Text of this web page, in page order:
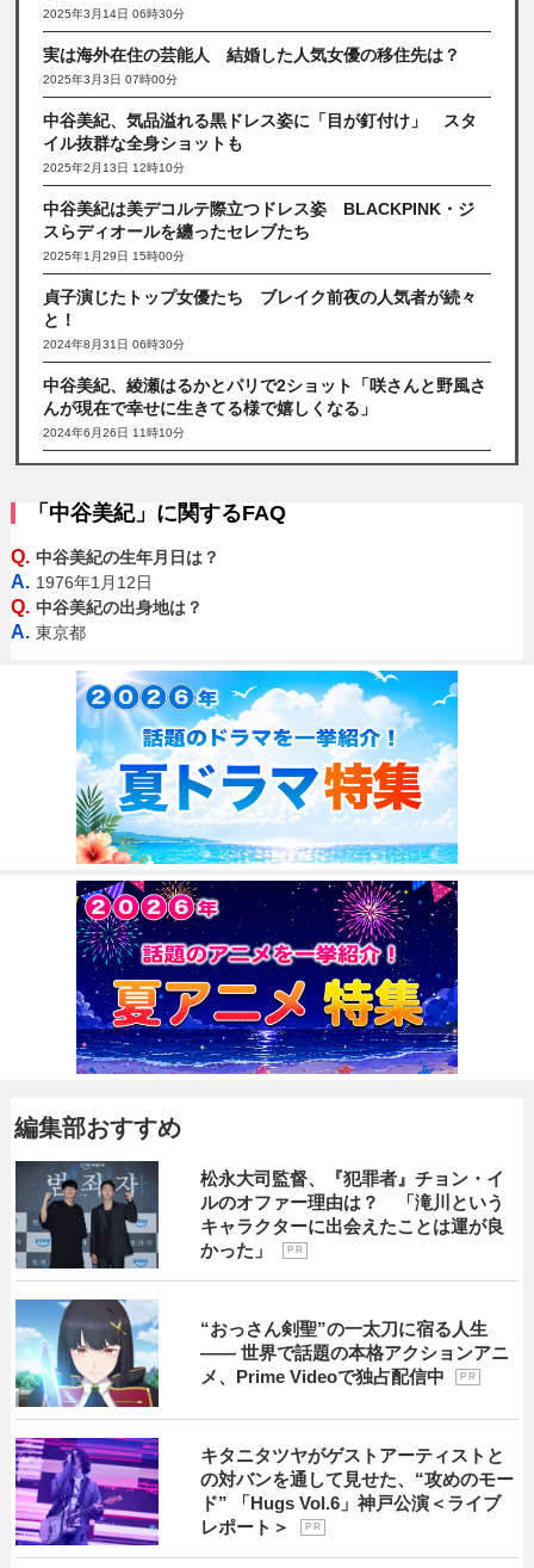
2025年3月14日 06時30分
実は海外在住の芸能人 結婚した人気女優の移住先は？
2025年3月3日 07時00分
中谷美紀、気品溢れる黒ドレス姿に「目が釘付け」 スタ
イル抜群な全身ショットも
2025年2月13日 12時10分
中谷美紀は美デコルテ際立つドレス姿 BLACKPINK・ジ
スらディオールを纏ったセレブたち
2025年1月29日 15時00分
貞子演じたトップ女優たち ブレイク前夜の人気者が続々
と！
2024年8月31日 06時30分
中谷美紀、綾瀬はるかとパリで2ショット「咲さんと野風さ
んが現在で幸せに生きてる様で嬉しくなる」
2024年6月26日 11時10分
「中谷美紀」に関するFAQ
Q. 中谷美紀の生年月日は？
A. 1976年1月12日
Q. 中谷美紀の出身地は？
A. 東京都
編集部おすすめ
松永大司監督、『犯罪者』チョン・イ
ルのオファー理由は？ 「滝川という
キャラクターに出会えたことは運が良
かった」
P R
“おっさん剣聖”の一太刀に宿る人生
―― 世界で話題の本格アクションアニ
メ、Prime Videoで独占配信中
P R
キタニタツヤがゲストアーティストと
の対バンを通して見せた、“攻めのモー
ド” 「Hugs Vol.6」神戸公演＜ライブ
レポート＞
P R